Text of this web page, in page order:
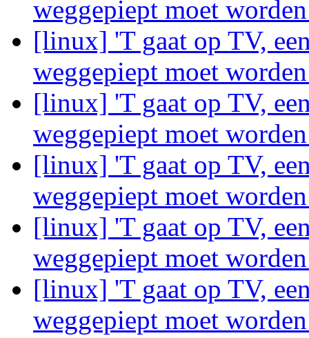
weggepiept moet
[linux] 'T gaat op TV,
weggepiept moet
[linux] 'T gaat op TV,
weggepiept moet
[linux] 'T gaat op TV,
weggepiept moet
[linux] 'T gaat op TV,
weggepiept moet
[linux] 'T gaat op TV,
weggepiept moet